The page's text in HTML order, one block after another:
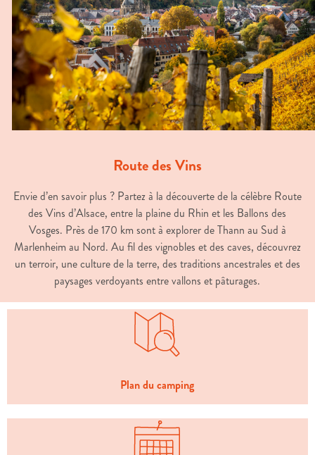
Route des Vins
Envie d’en savoir plus ? Partez à la découverte de la célèbre Route
des Vins d’Alsace, entre la plaine du Rhin et les Ballons des
Vosges. Près de 170 km sont à explorer de Thann au Sud à
Marlenheim au Nord. Au fil des vignobles et des caves, découvrez
un terroir, une culture de la terre, des traditions ancestrales et des
paysages verdoyants entre vallons et pâturages.
Plan du camping